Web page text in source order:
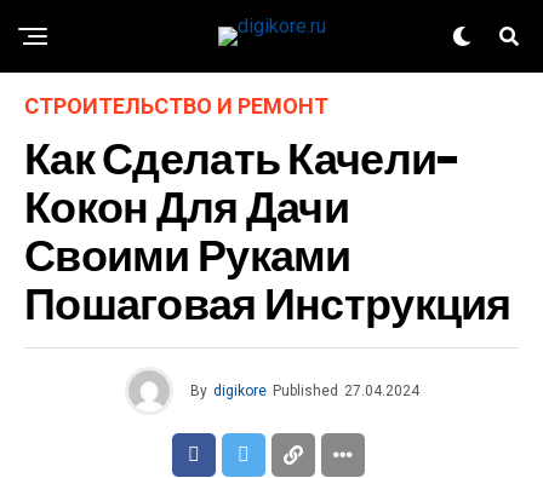
СТРОИТЕЛЬСТВО И РЕМОНТ
Как Сделать Качели-
Кокон Для Дачи
Своими Руками
Пошаговая Инструкция
By digikore Published 27.04.2024